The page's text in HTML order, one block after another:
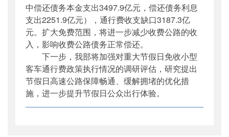
中偿还债务本金支出3497.9亿元，偿还债务利息
支出2251.9亿元），通行费收支缺口3187.3亿
元。扩大免费范围，将进一步减少收费公路的收
入，影响收费公路债务正常偿还。
下一步，我部将加强对重大节假日免收小型
客车通行费政策执行情况的调研评估，研究提出
节假日高速公路保障畅通、缓解拥堵的优化措
施，进一步提升节假日公众出行体验。